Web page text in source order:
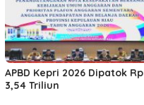
APBD Kepri 2026 Dipatok Rp
3,54 Triliun